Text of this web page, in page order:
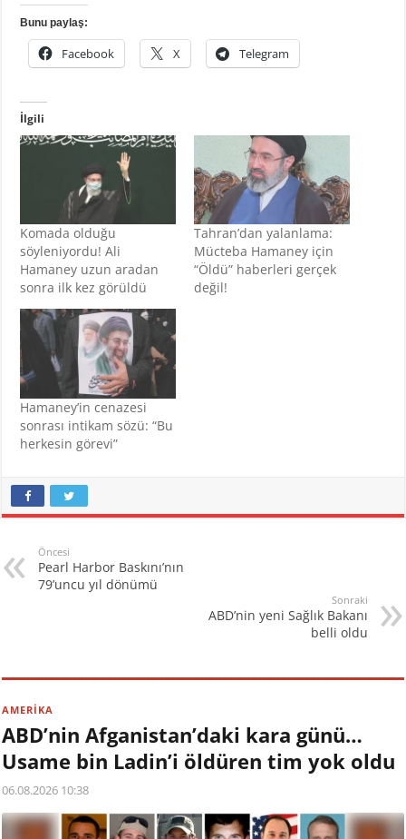
Bunu paylaş:
Facebook X Telegram
İlgili
Komada olduğu
söyleniyordu! Ali
Hamaney uzun aradan
sonra ilk kez görüldü
Tahran’dan yalanlama:
Mücteba Hamaney için
“Öldü” haberleri gerçek
değil!
Hamaney’in cenazesi
sonrası intikam sözü: “Bu
herkesin görevi”
Öncesi
Pearl Harbor Baskını’nın
79’uncu yıl dönümü
Sonraki
ABD’nin yeni Sağlık Bakanı
belli oldu
AMERİKA
ABD’nin Afganistan’daki kara günü…
Usame bin Ladin’i öldüren tim yok oldu
06.08.2026 10:38